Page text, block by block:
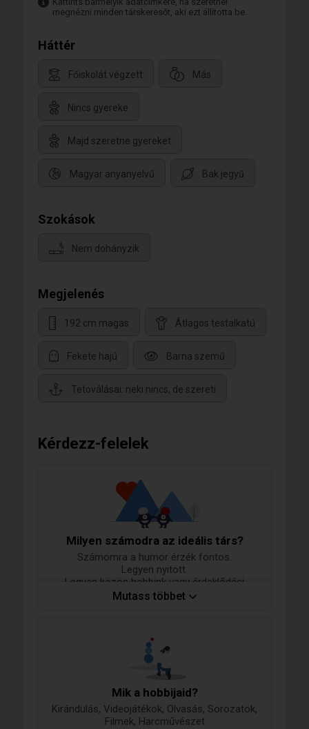
megnézni minden társkeresőt, aki ezt állította be.
Háttér
Főiskolát végzett Más
Nincs gyereke
Majd szeretne gyereket
Magyar anyanyelvű Bak jegyű
Szokások
Nem dohányzik
Megjelenés
192 cm magas Átlagos testalkatú
Fekete hajú Barna szemű
Tetoválásai: neki nincs, de szereti
Kérdezz-felelek
Milyen számodra az ideális társ?
Számomra a humor érzék fontos.
Legyen nyitott.
Legyen közös hobbink vagy érdeklődési
körünk.
Mutass többet
Mik a hobbijaid?
Kirándulás, Videojátékok, Olvasás, Sorozatok,
Filmek, Harcművészet